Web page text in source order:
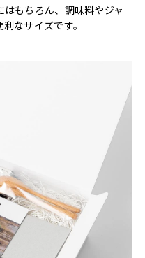
もちろん、調味料やジャ
なサイズです。